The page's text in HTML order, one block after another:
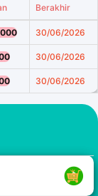
Berakhir
30/06/2026
30/06/2026
30/06/2026